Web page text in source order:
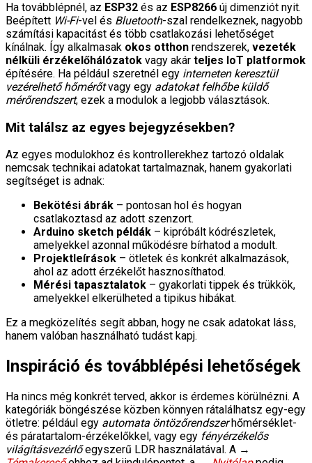
Ha továbblépnél, az ESP32 és az ESP8266 új dimenziót nyit.
Beépített Wi-Fi-vel és Bluetooth-szal rendelkeznek, nagyobb
számítási kapacitást és több csatlakozási lehetőséget
kínálnak. Így alkalmasak okos otthon rendszerek, vezeték
nélküli érzékelőhálózatok vagy akár teljes IoT platformok
építésére. Ha például szeretnél egy interneten keresztül
vezérelhető hőmérőtvagy egy adatokat felhőbe küldő
mérőrendszert, ezek a modulok a legjobb választások.
Mit találsz az egyes bejegyzésekben?
Az egyes modulokhoz és kontrollerekhez tartozó oldalak
nemcsak technikai adatokat tartalmaznak, hanem gyakorlati
segítséget is adnak:
Bekötési ábrák – pontosan hol és hogyan
csatlakoztasd az adott szenzort.
Arduino sketch példák – kipróbált kódrészletek,
amelyekkel azonnal működésre bírhatod a modult.
Projektleírások – ötletek és konkrét alkalmazások,
ahol az adott érzékelőt hasznosíthatod.
Mérési tapasztalatok – gyakorlati tippek és trükkök,
amelyekkel elkerülheted a tipikus hibákat.
Ez a megközelítés segít abban, hogy ne csak adatokat láss,
hanem valóban használható tudást kapj.
Inspiráció és továbblépési lehetőségek
Ha nincs még konkrét terved, akkor is érdemes körülnézni. A
kategóriák böngészése közben könnyen rátalálhatsz egy-egy
ötletre: például egy automata öntözőrendszerhőmérséklet-
és páratartalom-érzékelőkkel, vagy egy fényérzékelős
világításvezérlőegyszerű LDR használatával. A →